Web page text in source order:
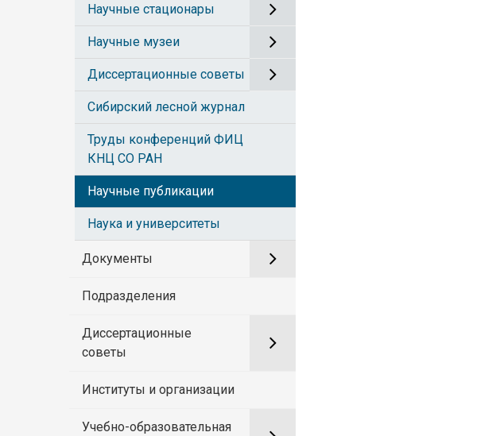
Научные стационары
Научные музеи
Диссертационные советы
Сибирский лесной журнал
Труды конференций ФИЦ
КНЦ СО РАН
Научные публикации
Наука и университеты
Документы
Подразделения
Диссертационные
советы
Институты и организации
Учебно-образовательная